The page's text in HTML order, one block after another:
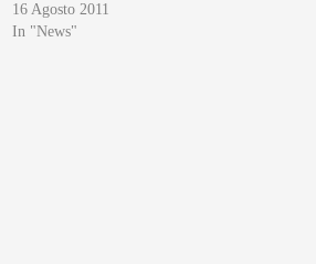
16 Agosto 2011
In "News"